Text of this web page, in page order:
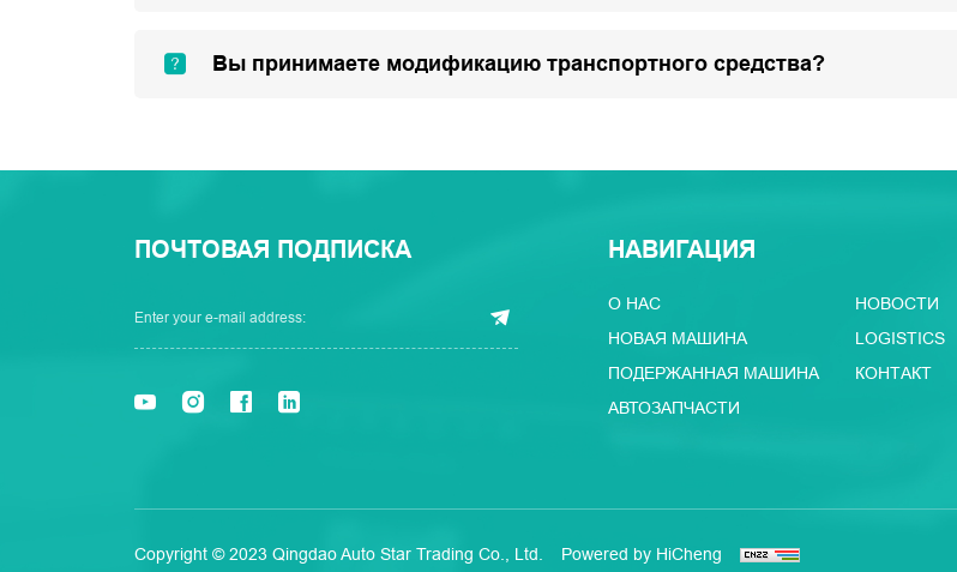
Вы принимаете модификацию транспортного средства?
ПОЧТОВАЯ ПОДПИСКА НАВИГАЦИЯ
О НАС
НОВАЯ МАШИНА
ПОДЕРЖАННАЯ МАШИНА
АВТОЗАПЧАСТИ
НОВОСТИ
LOGISTICS
КОНТАКТ
Copyright © 2023 Qingdao Auto Star Trading Co., Ltd. Powered by HiCheng